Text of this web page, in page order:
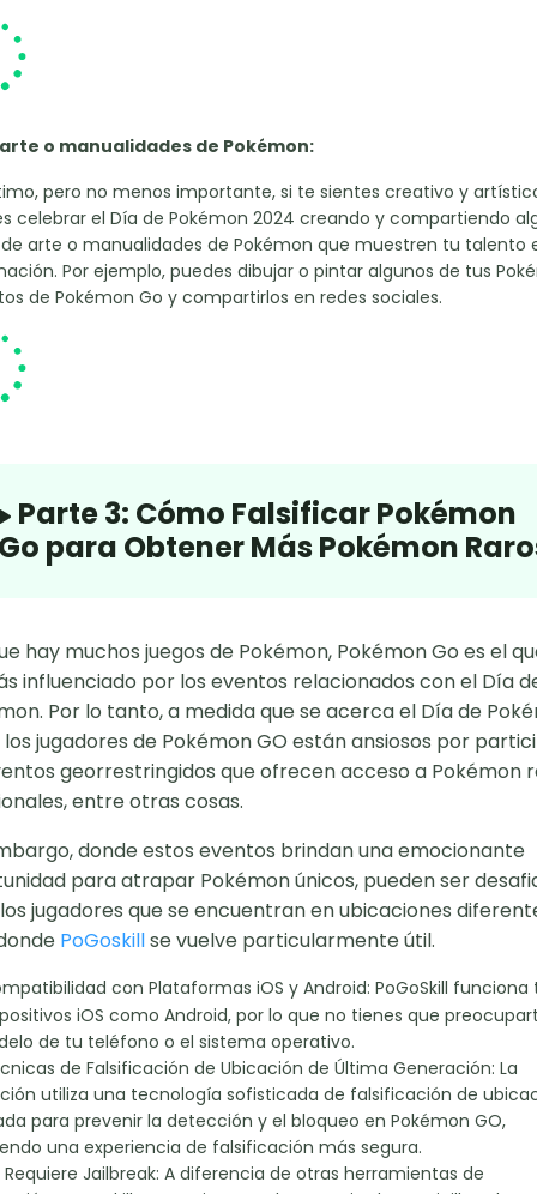
o manualidades de Pokémon:
pero no menos importante, si te sientes creativo y
celebrar el Día de Pokémon 2024 creando y compartiendo
arte o manualidades de Pokémon que muestren tu talento
Por ejemplo, puedes dibujar o pintar algunos de tus
de Pokémon Go y compartirlos en redes sociales.
Parte 3: Cómo Falsificar Pokémon
para Obtener Más Pokémon
hay muchos juegos de Pokémon, Pokémon Go es el
influenciado por los eventos relacionados con el Día
Por lo tanto, a medida que se acerca el Día de
los jugadores de Pokémon GO están ansiosos por
georrestringidos que ofrecen acceso a Pokémon
entre otras cosas.
donde estos eventos brindan una emocionante
para atrapar Pokémon únicos, pueden ser
jugadores que se encuentran en ubicaciones
PoGoskillse vuelve particularmente útil.
con Plataformas iOS y Android: PoGoSkill
iOS como Android, por lo que no tienes que
de tu teléfono o el sistema operativo.
de Falsificación de Ubicación de Última Generación: La
utiliza una tecnología sofisticada de falsificación de
para prevenir la detección y el bloqueo en Pokémon GO,
una experiencia de falsificación más segura.
Jailbreak: A diferencia de otras herramientas de